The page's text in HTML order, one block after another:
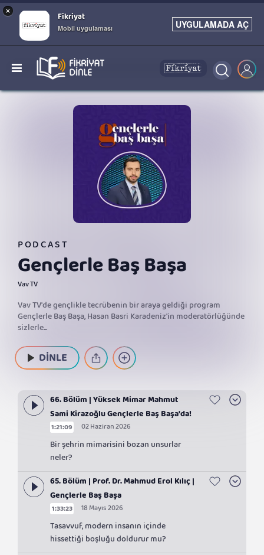
× Fikriyat
Mobil uygulaması UYGULAMADA AÇ
PODCAST
Gençlerle Baş Başa
Vav TV
Vav TV'de gençlikle tecrübenin bir araya geldiği program
Gençlerle Baş Başa, Hasan Basri Karadeniz'in moderatörlüğünde
sizlerle...
DİNLE
66. Bölüm | Yüksek Mimar Mahmut
Sami Kirazoğlu Gençlerle Baş Başa'da!
1:21:09 02 Haziran 2026
Bir şehrin mimarisini bozan unsurlar
neler?
65. Bölüm | Prof. Dr. Mahmud Erol Kılıç |
Gençlerle Baş Başa
1:33:23 18 Mayıs 2026
Tasavvuf, modern insanın içinde
hissettiği boşluğu doldurur mu?